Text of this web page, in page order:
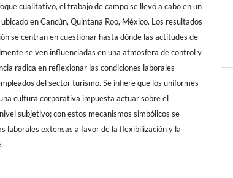
cualitativo, el trabajo de campo se llevó a cabo en un
en Cancún, Quintana Roo, México. Los resultados
se centran en cuestionar hasta dónde las actitudes de
se ven influenciadas en una atmosfera de control y
radica en reflexionar las condiciones laborales
del sector turismo. Se infiere que los uniformes
cultura corporativa impuesta actuar sobre el
subjetivo; con estos mecanismos simbólicos se
laborales extensas a favor de la flexibilización y la